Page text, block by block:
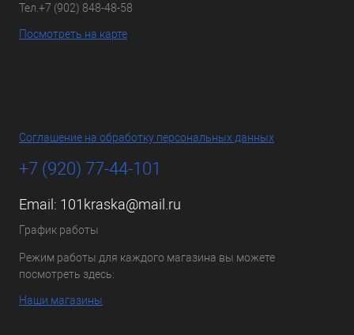
Тел. +7 (902) 848-48-58
Посмотреть на карте
Соглашение на обработку персональных данных
+7 (920) 77-44-101
Email: 101kraska@mail.ru
График работы
Режим работы для каждого магазина вы можете
посмотреть здесь:
Наши магазины